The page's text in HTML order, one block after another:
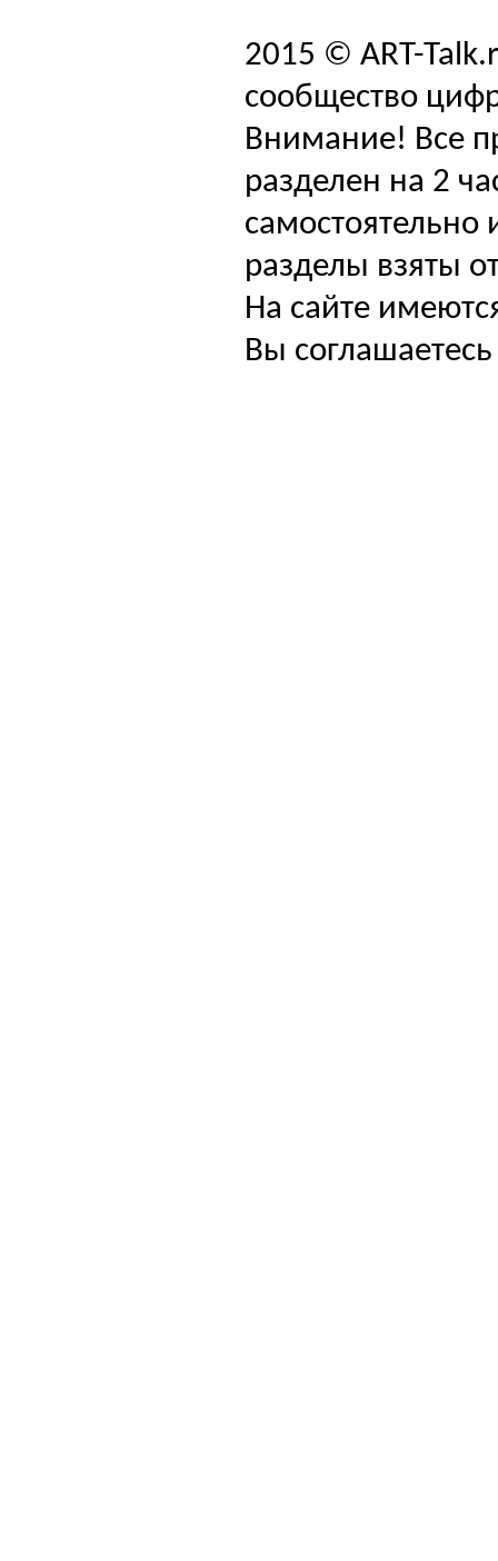
2015 © ART-
сообщество
Внимание! Все
разделен на 2
самостоятельно
разделы взяты
На сайте
Вы